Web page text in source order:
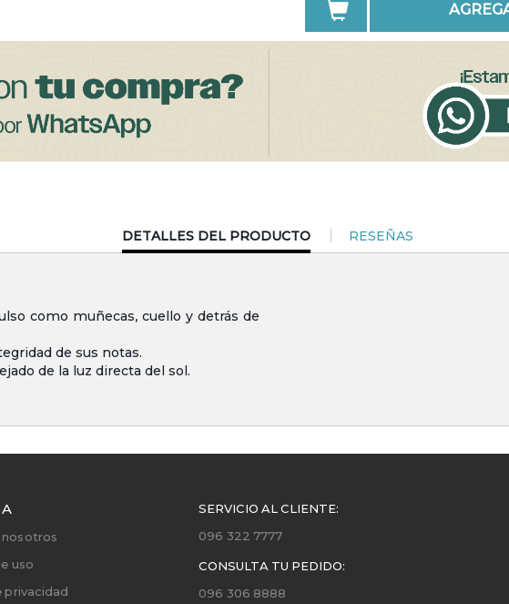
CURRENT
TAB:
DETALLES DEL PRODUCTO RESEÑAS
como muñecas, cuello y detrás de
de sus notas.
de la luz directa del sol.
nosotros
uso
privacidad
SERVICIO AL CLIENTE:
096 322 7777
CONSULTA TU PEDIDO:
096 306 8888